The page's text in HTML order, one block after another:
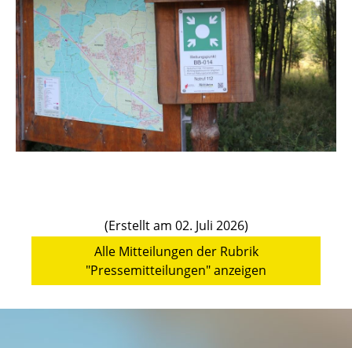
(Erstellt am 02. Juli 2026)
Alle Mitteilungen der Rubrik
"Pressemitteilungen" anzeigen